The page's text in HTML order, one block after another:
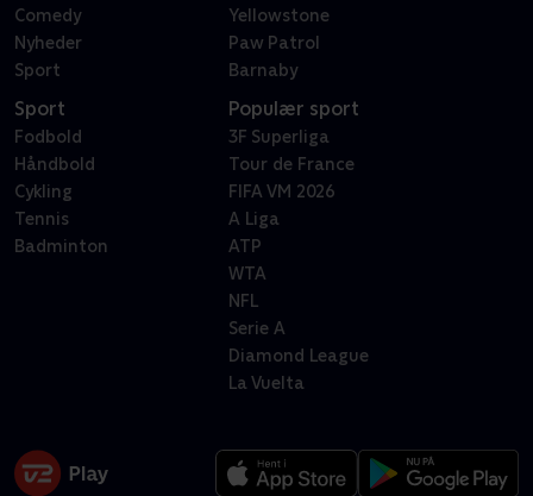
Comedy
Nyheder
Sport
Yellowstone
Paw Patrol
Barnaby
Sport
Fodbold
Håndbold
Cykling
Tennis
Badminton
Populær sport
3F Superliga
Tour de France
FIFA VM 2026
A Liga
ATP
WTA
NFL
Serie A
Diamond League
La Vuelta